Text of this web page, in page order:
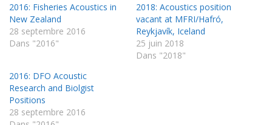
2016: Fisheries Acoustics in
New Zealand
28 septembre 2016
Dans "2016"
2018: Acoustics position
vacant at MFRI/Hafró,
Reykjavík, Iceland
25 juin 2018
Dans "2018"
2016: DFO Acoustic
Research and Biolgist
Positions
28 septembre 2016